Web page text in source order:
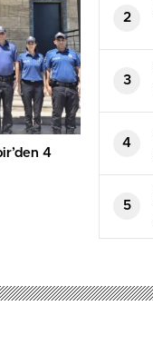
4
2
3
4
5